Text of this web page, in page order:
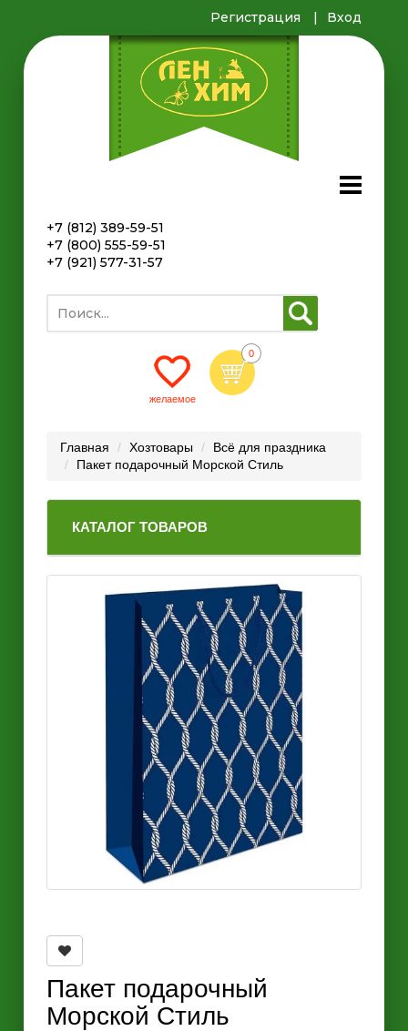
Регистрация Вход
+7 (812) 389-59-51
+7 (800) 555-59-51
+7 (921) 577-31-57
Главная Хозтовары
Всё для праздника
Пакет подарочный Морской Стиль
КАТАЛОГ ТОВАРОВ
Пакет подарочный
Морской Стиль